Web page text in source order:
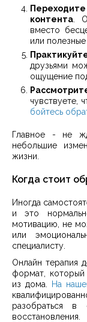
контента .
вместо
или
друзьями
ощущение
чувствуете,
бойтесь
Главное - не
небольшие
жизни.
Когда стоит
Иногда
и это
мотивацию, не
или
специалисту.
Онлайн терапия
формат, который
из дома.
На
разобраться
восстановления.